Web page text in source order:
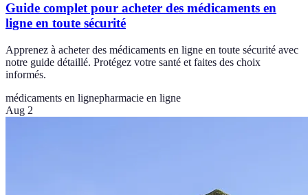
Guide complet pour acheter des médicaments en
ligne en toute sécurité
Apprenez à acheter des médicaments en ligne en toute sécurité avec
notre guide détaillé. Protégez votre santé et faites des choix
informés.
médicaments en lignepharmacie en ligne
Aug 2